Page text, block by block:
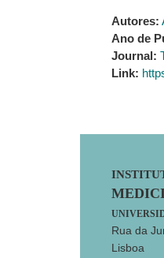
Autores:
Ano de
Journal:
Link:
Rua da
Lisboa